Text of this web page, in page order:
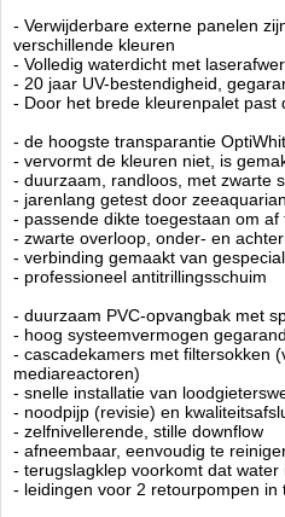
van de kast zonder het aquarium te
de kast)
- externe panelen met laserafwerking
bestendigheid, geen vervaging
- handige plank (in hoogte
- speciaal schuim om trillingen te
- ruisonderdrukkende afdekking op
- Inclusief hoge kwaliteit filtersokken
- volledige beschikbaarheid van
- geruisloze waterstroom
- materialen van de hoogste
Technische informatie
AquaForest Ocean Guard Aquarium
Afmeting 150 x 65 x 60hg - sump 90
Aquarium 590 ltr.
Kleur: Rhino
Voor verzending buiten
Aquaforest
- Verwijderbare externe panelen
verschillende kleuren
- Volledig waterdicht met
- 20 jaar UV-bestendigheid,
- Door het brede kleurenpalet past
- de hoogste transparantie
- vervormt de kleuren niet, is
- duurzaam, randloos, met zwarte
- jarenlang getest door
- passende dikte toegestaan om
- zwarte overloop, onder- en
- verbinding gemaakt van
- professioneel antitrillingsschuim
- duurzaam PVC-opvangbak met
- hoog systeemvermogen
- cascadekamers met filtersokken
mediareactoren)
- snelle installatie van
- noodpijp (revisie) en
- zelfnivellerende, stille downflow
- afneembaar, eenvoudig te
- terugslagklep voorkomt dat
- leidingen voor 2 retourpompen